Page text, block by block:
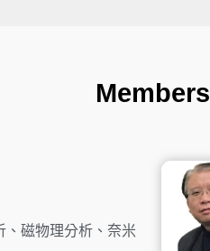
Members
、磁物理分析、奈米